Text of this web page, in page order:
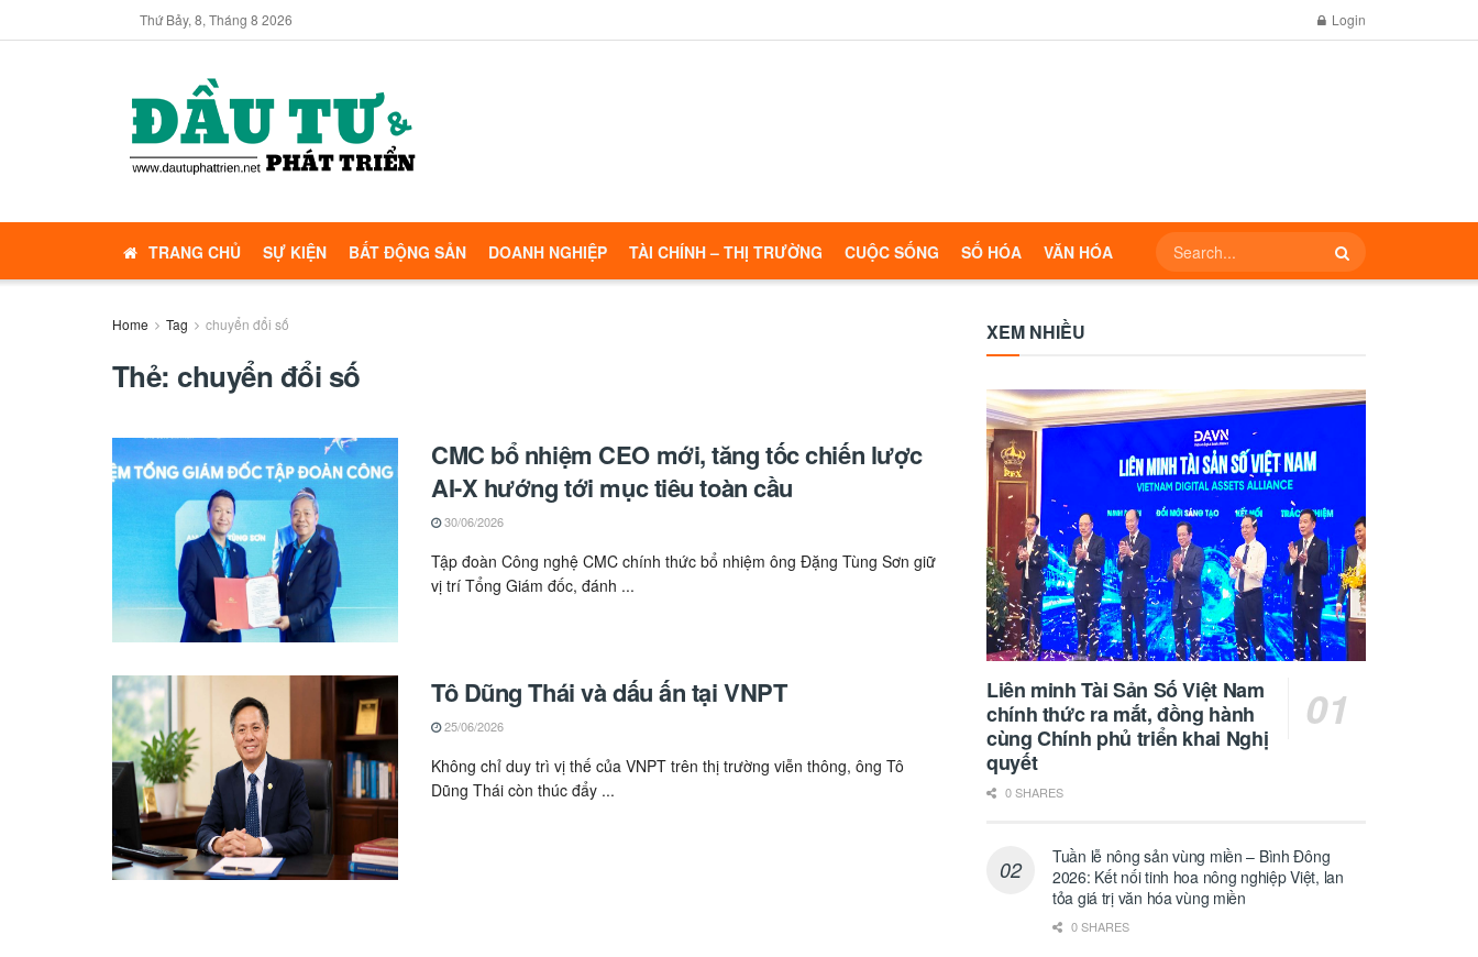
Thứ Bảy, 8, Tháng 8 2026 Login
TRANG CHỦ SỰ KIỆN BẤT ĐỘNG SẢN DOANH NGHIỆP TÀI CHÍNH – THỊ TRƯỜNG CUỘC SỐNG SỐ HÓA VĂN HÓA
Home Tag chuyển đổi số
Thẻ: chuyển đổi số
CMC bổ nhiệm CEO mới, tăng tốc chiến lược
AI-X hướng tới mục tiêu toàn cầu
30/06/2026
Tập đoàn Công nghệ CMC chính thức bổ nhiệm ông Đặng Tùng Sơn giữ
vị trí Tổng Giám đốc, đánh ...
Tô Dũng Thái và dấu ấn tại VNPT
25/06/2026
Không chỉ duy trì vị thế của VNPT trên thị trường viễn thông, ông Tô
Dũng Thái còn thúc đẩy ...
XEM NHIỀU
Liên minh Tài Sản Số Việt Nam
chính thức ra mắt, đồng hành
cùng Chính phủ triển khai Nghị
quyết
0 SHARES
Tuần lễ nông sản vùng miền – Bình Đông
2026: Kết nối tinh hoa nông nghiệp Việt, lan
tỏa giá trị văn hóa vùng miền
0 SHARES